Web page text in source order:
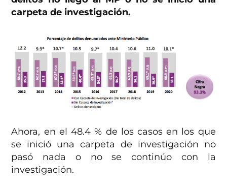
carpeta de investigación.
Ahora, en el 48.4 % de los casos en los que
se inició una carpeta de investigación no
pasó nada o no se continúo con la
investigación.